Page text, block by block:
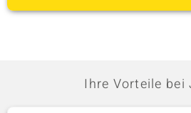
Ihre Vorteile bei